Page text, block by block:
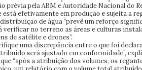
prévia pela ABM e Autoridade Nacional do
está efetivamente em produção e sujeita a
de água “prevê um reforço
verificar no terreno as áreas e culturas
de satélite e drones”.
uma discrepância entre o que foi
será ajustado em conformidade”,
“após a atribuição dos volumes, os